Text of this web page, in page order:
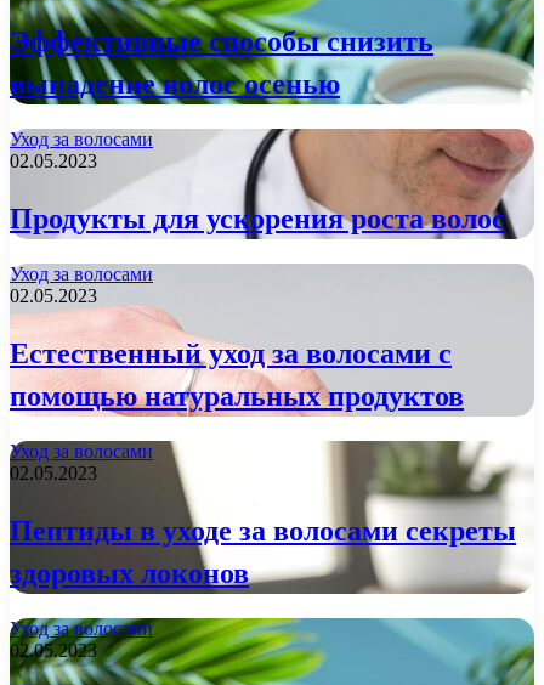
Эффективные способы снизить
выпадение волос осенью
Уход за волосами
02.05.2023
Продукты для ускорения роста волос
Уход за волосами
02.05.2023
Естественный уход за волосами с
помощью натуральных продуктов
Уход за волосами
02.05.2023
Пептиды в уходе за волосами секреты
здоровых локонов
Уход за волосами
02.05.2023